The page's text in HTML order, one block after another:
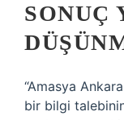
SONUÇ
“Amasya
bir bilgi